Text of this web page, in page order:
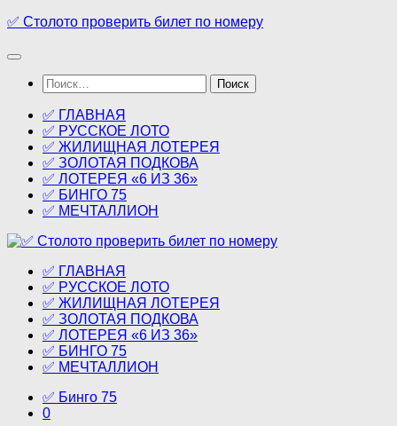
Перейти
содержимому
✅ Столото проверить билет по номеру
Найти:
✅ ГЛАВНАЯ
✅ РУССКОЕ ЛОТО
✅ ЖИЛИЩНАЯ ЛОТЕРЕЯ
✅ ЗОЛОТАЯ ПОДКОВА
✅ ЛОТЕРЕЯ «6 ИЗ 36»
✅ БИНГО 75
✅ МЕЧТАЛЛИОН
✅ ГЛАВНАЯ
✅ РУССКОЕ ЛОТО
✅ ЖИЛИЩНАЯ ЛОТЕРЕЯ
✅ ЗОЛОТАЯ ПОДКОВА
✅ ЛОТЕРЕЯ «6 ИЗ 36»
✅ БИНГО 75
✅ МЕЧТАЛЛИОН
✅ Бинго 75
0